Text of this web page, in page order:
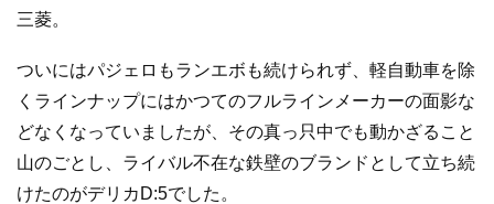
三菱。
ついにはパジェロもランエボも続けられず、軽自動車を除
くラインナップにはかつてのフルラインメーカーの面影な
どなくなっていましたが、その真っ只中でも動かざること
山のごとし、ライバル不在な鉄壁のブランドとして立ち続
けたのがデリカD:5でした。